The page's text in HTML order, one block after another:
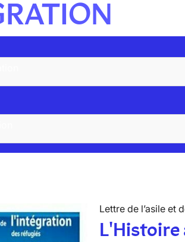
Lettre de l’asile et